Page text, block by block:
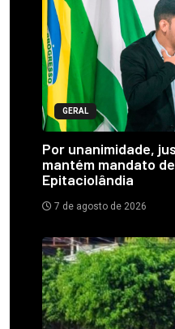
GERAL
Por unanimidade,
mantém mandato
Epitaciolândia
7 de agosto de 2026